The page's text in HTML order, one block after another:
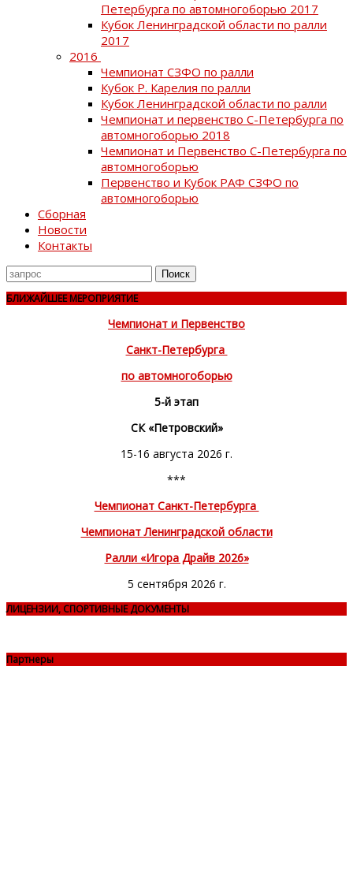
Петербурга по автомногоборью 2017
Кубок Ленинградской области по ралли
2017
2016
Чемпионат СЗФО по ралли
Кубок Р. Карелия по ралли
Кубок Ленинградской области по ралли
Чемпионат и первенство С-Петербурга по
автомногоборью 2018
Чемпионат и Первенство С-Петербурга по
автомногоборью
Первенство и Кубок РАФ СЗФО по
автомногоборью
Сборная
Новости
Контакты
Поиск
для
БЛИЖАЙШЕЕ МЕРОПРИЯТИЕ
Чемпионат и Первенство
Санкт-Петербурга
по автомногоборью
5-й этап
СК «Петровский»
15-16 августа 2026 г.
***
Чемпионат Санкт-Петербурга
Чемпионат Ленинградской области
Ралли «Игора Драйв 2026»
5 сентября 2026 г.
ЛИЦЕНЗИИ, СПОРТИВНЫЕ ДОКУМЕНТЫ
Партнеры